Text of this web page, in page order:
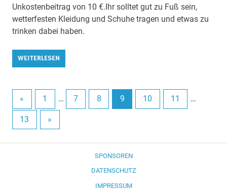
Unkostenbeitrag von 10 €.Ihr solltet gut zu Fuß sein,
wetterfesten Kleidung und Schuhe tragen und etwas zu
trinken dabei haben.
WEITERLESEN
« 1 … 7 8 9 10 11 …
13 »
SPONSOREN
DATENSCHUTZ
IMPRESSUM